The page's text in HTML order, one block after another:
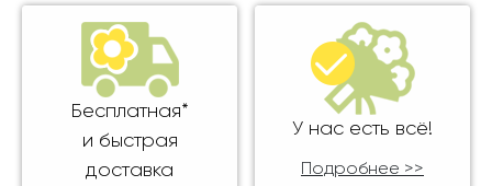
Бесплатная*
и быстрая
доставка
У нас есть всё!
Подробнее >>